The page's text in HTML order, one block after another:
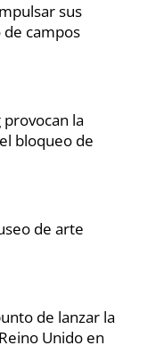
sus
campos
la
bloqueo de
de arte
de lanzar la
Unido en